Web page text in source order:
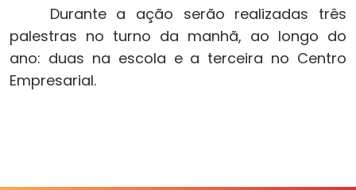
Durante a ação serão realizadas três
palestras no turno da manhã, ao longo do
ano: duas na escola e a terceira no Centro
Empresarial.